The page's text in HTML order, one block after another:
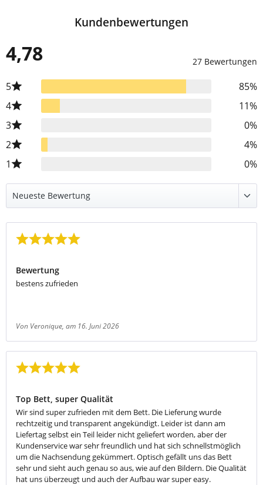
Kundenbewertungen
4,78 27 Bewertungen
5
85%
4
11%
3
0%
2
4%
1
0%
Bewertung
bestens zufrieden
Von Veronique, am 16. Juni 2026
Top Bett, super Qualität
Wir sind super zufrieden mit dem Bett. Die Lieferung wurde
rechtzeitig und transparent angekündigt. Leider ist dann am
Liefertag selbst ein Teil leider nicht geliefert worden, aber der
Kundenservice war sehr freundlich und hat sich schnellstmöglich
um die Nachsendung gekümmert. Optisch gefällt uns das Bett
sehr und sieht auch genau so aus, wie auf den Bildern. Die Qualität
hat uns überzeugt und auch der Aufbau war super easy.